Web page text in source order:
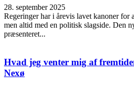
28. september 2025
Regeringer har i årevis lavet kanoner for
men altid med en politisk slagside. Den
præsenteret...
Hvad jeg venter mig af
Nexø